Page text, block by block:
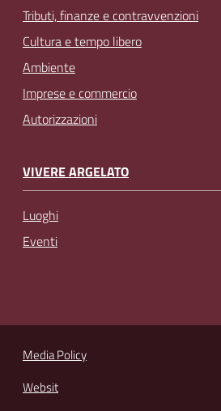
Tributi, finanze e contravvenzioni
Cultura e tempo libero
Ambiente
Imprese e commercio
Autorizzazioni
VIVERE ARGELATO
Luoghi
Eventi
Media Policy
Websit